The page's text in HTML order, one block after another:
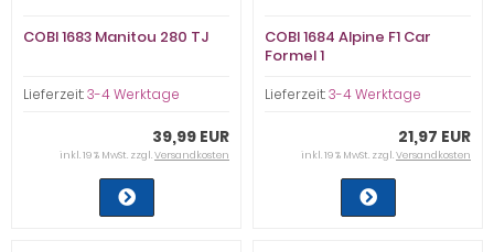
COBI 1683 Manitou 280 TJ
Lieferzeit:3-4 Werktage
39,99 EUR
inkl. 19 % MwSt. zzgl.Versandkosten
COBI 1684 Alpine F1 Car
Formel 1
Lieferzeit:3-4 Werktage
21,97 EUR
inkl. 19 % MwSt. zzgl.Versandkosten